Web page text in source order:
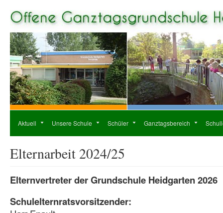
Aktuell Unsere Schule Schüler Ganztagsbereich
Elternarbeit 2024/25
Elternvertreter der Grundschule Heidgarten 2026
Schulelternratsvorsitzender: